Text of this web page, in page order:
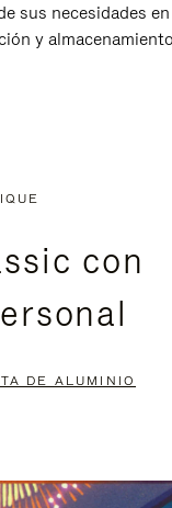
sus necesidades en
y
con
DE ALUMINIO